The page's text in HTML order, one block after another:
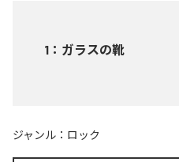
1 ： ガラスの靴
ジャンル： ロック